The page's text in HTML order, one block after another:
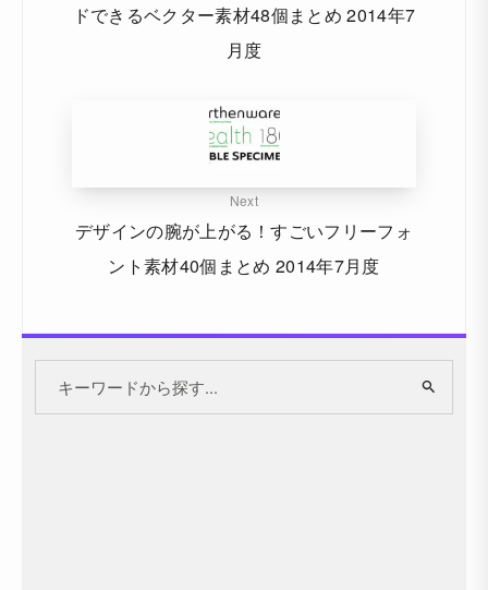
ドできるベクター素材48個まとめ 2014年7
月度
Next
デザインの腕が上がる！すごいフリーフォ
ント素材40個まとめ 2014年7月度